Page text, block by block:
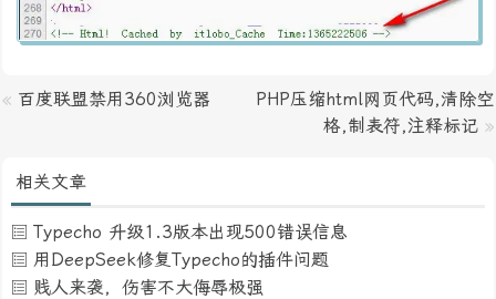
« 百度联盟禁用360浏览器
PHP压缩html网页代码,清除空
格,制表符,注释标记 »
相关文章
Typecho 升级1.3版本出现500错误信息
用DeepSeek修复Typecho的插件问题
贱人来袭，伤害不大侮辱极强